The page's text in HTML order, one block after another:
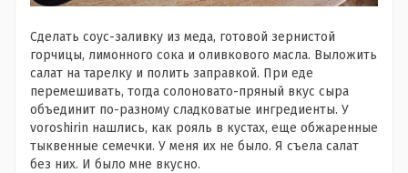
Сделать соус-заливку из меда, готовой зернистой
горчицы, лимонного сока и оливкового масла. Выложить
салат на тарелку и полить заправкой. При еде
перемешивать, тогда солоновато-пряный вкус сыра
объединит по-разному сладковатые ингредиенты. У
voroshirin нашлись, как рояль в кустах, еще обжаренные
тыквенные семечки. У меня их не было. Я съела салат
без них. И было мне вкусно.